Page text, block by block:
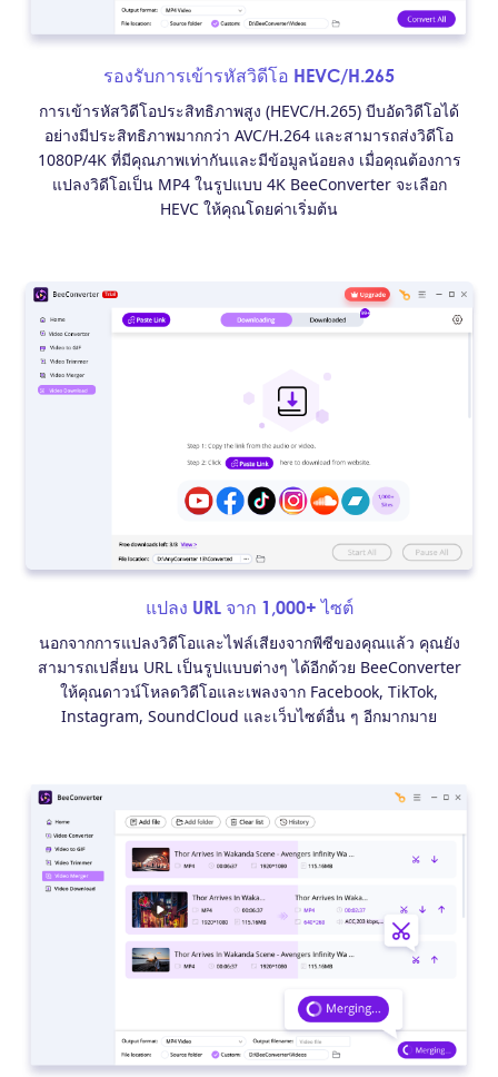
รองรับการเข้ารหัสวิดีโอ HEVC/H.265
การเข้ารหัสวิดีโอประสิทธิภาพสูง (HEVC/H.265) บีบอัดวิดีโอได้
อย่างมีประสิทธิภาพมากกว่า AVC/H.264 และสามารถส่งวิดีโอ
1080P/4K ที่มีคุณภาพเท่ากันและมีข้อมูลน้อยลง เมื่อคุณต้องการ
แปลงวิดีโอเป็น MP4 ในรูปแบบ 4K BeeConverter จะเลือก
HEVC ให้คุณโดยค่าเริ่มต้น
แปลง URL จาก 1,000+ ไซต์
นอกจากการแปลงวิดีโอและไฟล์เสียงจากพีซีของคุณแล้ว คุณยัง
สามารถเปลี่ยน URL เป็นรูปแบบต่างๆ ได้อีกด้วย BeeConverter
ให้คุณดาวน์โหลดวิดีโอและเพลงจาก Facebook, TikTok,
Instagram, SoundCloud และเว็บไซต์อื่น ๆ อีกมากมาย